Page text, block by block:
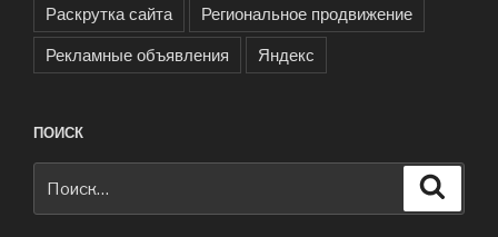
Раскрутка сайта
Региональное продвижение
Рекламные объявления
Яндекс
ПОИСК